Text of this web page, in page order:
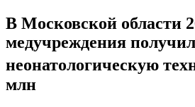
В Московской области
медучреждения
неонатологическую
млн